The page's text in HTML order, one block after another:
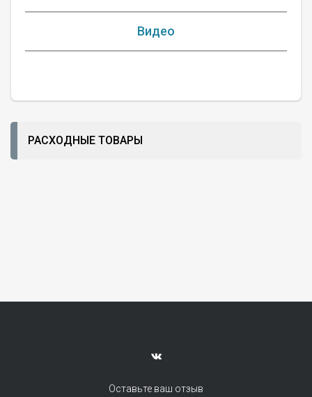
Видео
РАСХОДНЫЕ ТОВАРЫ
Оставьте ваш отзыв